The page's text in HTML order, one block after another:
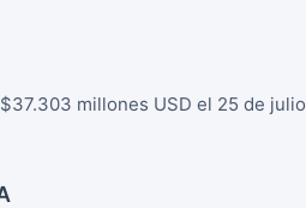
millones USD el 25 de